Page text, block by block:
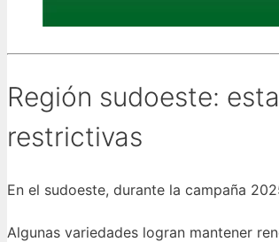
Región sudoeste:
restrictivas
En el sudoeste, durante la campaña
Algunas variedades logran mantener